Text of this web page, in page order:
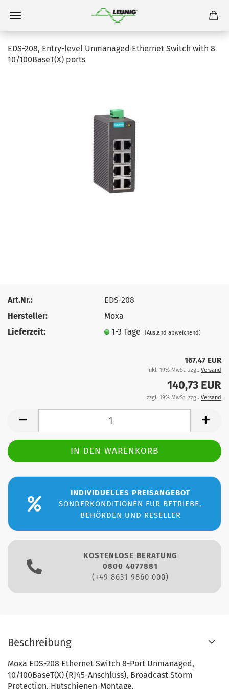
EDS-208, Entry-level Unmanaged Ethernet Switch with 8
10/100BaseT(X) ports
Art.Nr.:
EDS-208
Hersteller:
Moxa
Lieferzeit:
1-3 Tage(Ausland abweichend)
167.47 EUR
inkl. 19% MwSt. zzgl. Versand
140,73 EUR
zzgl. 19% MwSt. zzgl. Versand
INDIVIDUELLES PREISANGEBOT
SONDERKONDITIONEN FÜR BETRIEBE,
BEHÖRDEN UND RESELLER
KOSTENLOSE BERATUNG
0800 4077881
(+49 8631 9860 000)
Beschreibung
Moxa EDS-208 Ethernet Switch 8-Port Unmanaged,
10/100BaseT(X) (RJ45-Anschluss), Broadcast Storm
Protection, Hutschienen-Montage,